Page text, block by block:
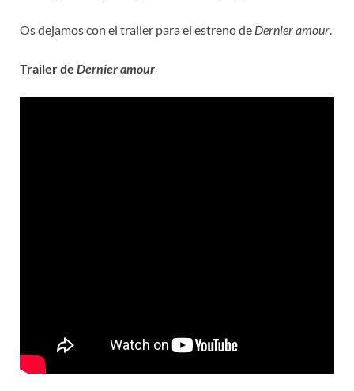
Os dejamos con el trailer para el estreno de Dernier amour.
Trailer de Dernier amour